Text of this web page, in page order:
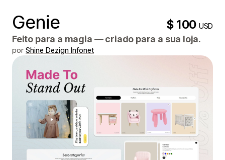
Genie $ 100USD
Feito para a magia — criado para a sua loja.
por Shine Dezign Infonet